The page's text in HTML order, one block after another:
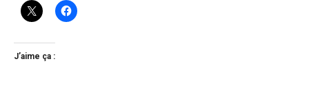
J’aime ça :